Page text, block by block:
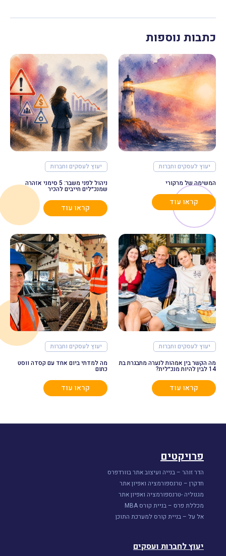
כתבות נוספות
יעוץ לעסקים וחברות
המשימה של מרקורי
קראו עוד
יעוץ לעסקים וחברות
ניהול לפני משבר: 5 סימני אזהרה
שמנכ״לים חייבים להכיר
קראו עוד
יעוץ לעסקים וחברות
מה הקשר בין אמהות לנערה מתבגרת בת
14 לבין להיות מנכ״לית?
קראו עוד
יעוץ לעסקים וחברות
מה למדתי ביום אחד עם קסדה ווסט
כתום
קראו עוד
פרויקטים
הדר זוהר – בנייה ועיצוב אתר בוורדפרס
חדקרן – טרנספורמציה ואפיון אתר
מגנוליה -טרנספורמציה ואפיון אתר
מכללת פרס – בניית קורס MBA
אל על – בניית קורס למערכת התוכן
יעוץ לחברות ועסקים